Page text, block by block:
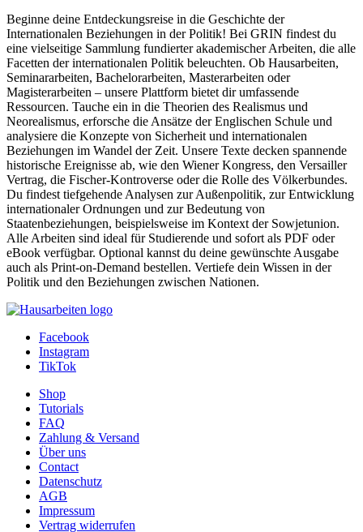
Beginne deine Entdeckungsreise in die Geschichte der
Internationalen Beziehungen in der Politik! Bei GRIN findest du
eine vielseitige Sammlung fundierter akademischer Arbeiten, die alle
Facetten der internationalen Politik beleuchten. Ob Hausarbeiten,
Seminararbeiten, Bachelorarbeiten, Masterarbeiten oder
Magisterarbeiten – unsere Plattform bietet dir umfassende
Ressourcen. Tauche ein in die Theorien des Realismus und
Neorealismus, erforsche die Ansätze der Englischen Schule und
analysiere die Konzepte von Sicherheit und internationalen
Beziehungen im Wandel der Zeit. Unsere Texte decken spannende
historische Ereignisse ab, wie den Wiener Kongress, den Versailler
Vertrag, die Fischer-Kontroverse oder die Rolle des Völkerbundes.
Du findest tiefgehende Analysen zur Außenpolitik, zur Entwicklung
internationaler Ordnungen und zur Bedeutung von
Staatenbeziehungen, beispielsweise im Kontext der Sowjetunion.
Alle Arbeiten sind ideal für Studierende und sofort als PDF oder
eBook verfügbar. Optional kannst du deine gewünschte Ausgabe
auch als Print-on-Demand bestellen. Vertiefe dein Wissen in der
Politik und den Beziehungen zwischen Nationen.
Facebook
Instagram
TikTok
Shop
Tutorials
FAQ
Zahlung & Versand
Über uns
Contact
Datenschutz
AGB
Impressum
Vertrag widerrufen